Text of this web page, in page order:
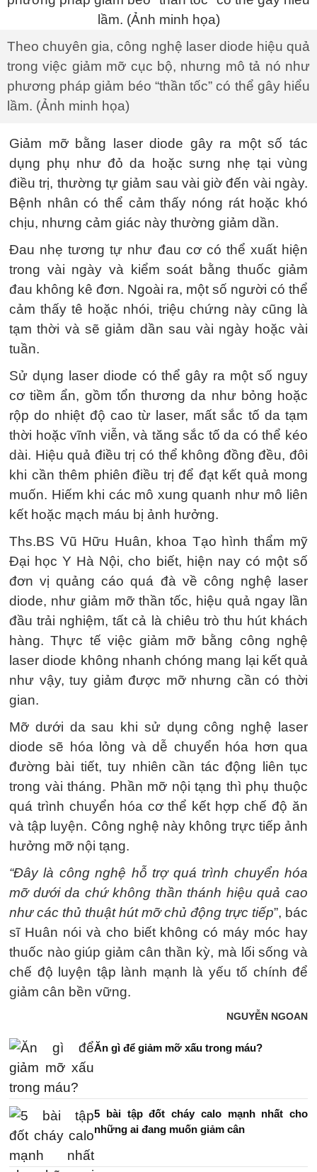
Theo chuyên gia, công nghệ laser diode hiệu quả
trong việc giảm mỡ cục bộ, nhưng mô tả nó như
phương pháp giảm béo “thần tốc” có thể gây hiểu
lầm. (Ảnh minh họa)
Giảm mỡ bằng laser diode gây ra một số tác
dụng phụ như đỏ da hoặc sưng nhẹ tại vùng
điều trị, thường tự giảm sau vài giờ đến vài ngày.
Bệnh nhân có thể cảm thấy nóng rát hoặc khó
chịu, nhưng cảm giác này thường giảm dần.
Đau nhẹ tương tự như đau cơ có thể xuất hiện
trong vài ngày và kiểm soát bằng thuốc giảm
đau không kê đơn. Ngoài ra, một số người có thể
cảm thấy tê hoặc nhói, triệu chứng này cũng là
tạm thời và sẽ giảm dần sau vài ngày hoặc vài
tuần.
Sử dụng laser diode có thể gây ra một số nguy
cơ tiềm ẩn, gồm tổn thương da như bỏng hoặc
rộp do nhiệt độ cao từ laser, mất sắc tố da tạm
thời hoặc vĩnh viễn, và tăng sắc tố da có thể kéo
dài. Hiệu quả điều trị có thể không đồng đều, đôi
khi cần thêm phiên điều trị để đạt kết quả mong
muốn. Hiếm khi các mô xung quanh như mô liên
kết hoặc mạch máu bị ảnh hưởng.
Ths.BS Vũ Hữu Huân, khoa Tạo hình thẩm mỹ
Đại học Y Hà Nội, cho biết, hiện nay có một số
đơn vị quảng cáo quá đà về công nghệ laser
diode, như giảm mỡ thần tốc, hiệu quả ngay lần
đầu trải nghiệm, tất cả là chiêu trò thu hút khách
hàng. Thực tế việc giảm mỡ bằng công nghệ
laser diode không nhanh chóng mang lại kết quả
như vậy, tuy giảm được mỡ nhưng cần có thời
gian.
Mỡ dưới da sau khi sử dụng công nghệ laser
diode sẽ hóa lỏng và dễ chuyển hóa hơn qua
đường bài tiết, tuy nhiên cần tác động liên tục
trong vài tháng. Phần mỡ nội tạng thì phụ thuộc
quá trình chuyển hóa cơ thể kết hợp chế độ ăn
và tập luyện. Công nghệ này không trực tiếp ảnh
hưởng mỡ nội tạng.
“Đây là công nghệ hỗ trợ quá trình chuyển hóa
mỡ dưới da chứ không thần thánh hiệu quả cao
như các thủ thuật hút mỡ chủ động trực tiếp”, bác
sĩ Huân nói và cho biết không có máy móc hay
thuốc nào giúp giảm cân thần kỳ, mà lối sống và
chế độ luyện tập lành mạnh là yếu tố chính để
giảm cân bền vững.
NGUYỄN NGOAN
Ăn gì để giảm mỡ xấu trong máu?
5 bài tập đốt cháy calo mạnh nhất cho
những ai đang muốn giảm cân